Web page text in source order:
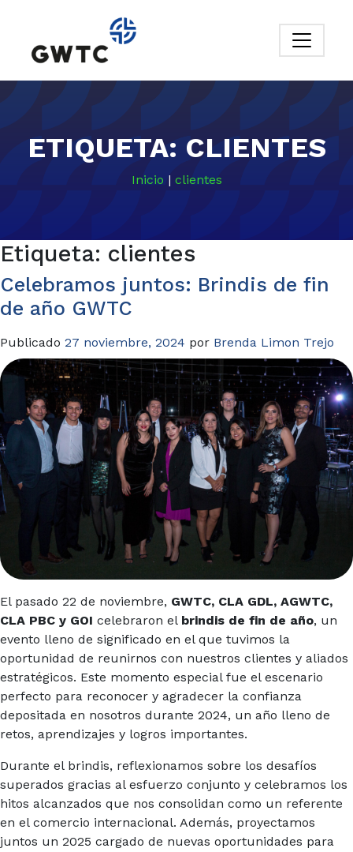
ETIQUETA: CLIENTES
Inicio | clientes
Etiqueta: clientes
Celebramos juntos: Brindis de fin
de año GWTC
Publicado 27 noviembre, 2024 por Brenda Limon Trejo
El pasado 22 de noviembre, GWTC, CLA GDL, AGWTC,
CLA PBC y GOI celebraron el brindis de fin de año, un
evento lleno de significado en el que tuvimos la
oportunidad de reunirnos con nuestros clientes y aliados
estratégicos. Este momento especial fue el escenario
perfecto para reconocer y agradecer la confianza
depositada en nosotros durante 2024, un año lleno de
retos, aprendizajes y logros importantes.
Durante el brindis, reflexionamos sobre los desafíos
superados gracias al esfuerzo conjunto y celebramos los
hitos alcanzados que nos consolidan como un referente
en el comercio internacional. Además, proyectamos
juntos un 2025 cargado de nuevas oportunidades para